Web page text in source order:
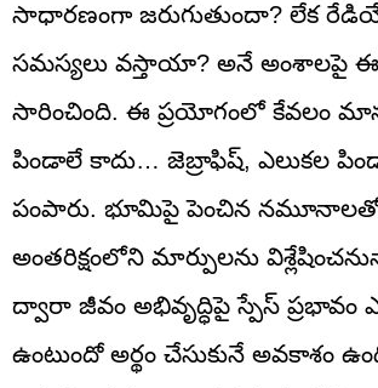
సాధారణంగా జరుగుతుందా? లేక
సమస్యలు వస్తాయా? అనే అంశాలపై ఈ
సారించింది. ఈ ప్రయోగంలో కేవలం
పిండాలే కాదు… జెబ్రాఫిష్‌, ఎలుకల
పంపారు. భూమిపై పెంచిన
అంతరిక్షంలోని మార్పులను
ద్వారా జీవం అభివృద్ధిపై స్పేస్ ప్రభావం
ఉంటుందో అర్థం చేసుకునే అవకాశం